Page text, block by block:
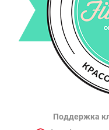
Поддержка